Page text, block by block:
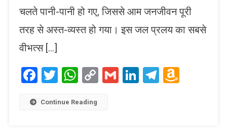
चलते पानी-पानी हो गए, जिससे आम जनजीवन पूरी
तरह से अस्त-व्यस्त हो गया। इस जल प्रलय का सबसे
वीभत्स […]
Facebook
Twitter
WhatsApp
CopyGmailLinkedIn
Telegram
Continue Reading